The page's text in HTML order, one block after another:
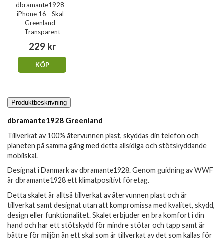
dbramante1928 -
iPhone 16 - Skal -
Greenland -
Transparent
229 kr
KÖP
Produktbeskrivning
dbramante1928 Greenland
Tillverkat av 100% återvunnen plast, skyddas din telefon och
planeten på samma gång med detta allsidiga och stötskyddande
mobilskal.
Designat i Danmark av dbramante1928. Genom guidning av WWF
är dbramante1928 ett klimatpositivt företag.
Detta skalet är alltså tillverkat av återvunnen plast och är
tillverkat samt designat utan att kompromissa med kvalitet, skydd,
design eller funktionalitet. Skalet erbjuder en bra komfort i din
hand och har ett stötskydd för mindre stötar och tapp samt är
bättre för miljön än ett skal som är tillverkat av det som kallas för